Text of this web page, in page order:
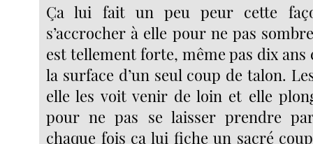
Ça lui fait un peu peur cette
s’accrocher à elle pour ne pas
est tellement forte, même pas dix ans
la surface d’un seul coup de talon.
elle les voit venir de loin et elle
pour ne pas se laisser prendre
chaque fois ça lui fiche un sacré